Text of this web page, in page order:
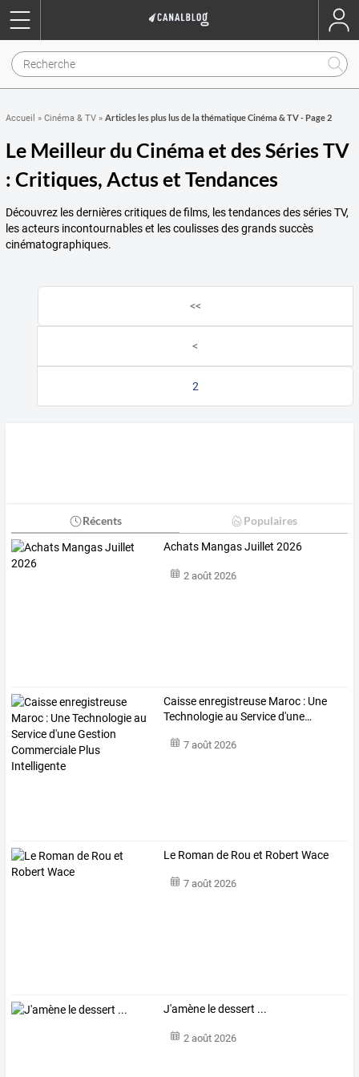
Accueil » Cinéma & TV » Articles les plus lus de la thématique Cinéma & TV - Page 2
Le Meilleur du Cinéma et des Séries TV
: Critiques, Actus et Tendances
Découvrez les dernières critiques de films, les tendances des séries TV,
les acteurs incontournables et les coulisses des grands succès
cinématographiques.
<<
<
2
Récents Populaires
Achats Mangas Juillet 2026
2 août 2026
Caisseenregistreuse Maroc : Une
Technologieau Serviced'une…
7 août 2026
Le Roman de Rou et Robert Wace
7 août 2026
J'amène le dessert ...
2 août 2026